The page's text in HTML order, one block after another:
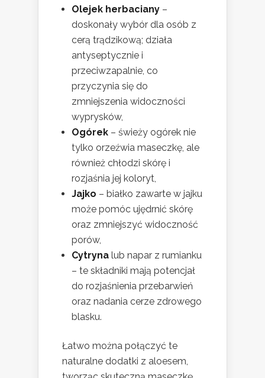
Olejek herbaciany –
doskonały wybór dla osób z
cerą trądzikową; działa
antyseptycznie i
przeciwzapalnie, co
przyczynia się do
zmniejszenia widoczności
wyprysków,
Ogórek – świeży ogórek nie
tylko orzeźwia maseczkę, ale
również chłodzi skórę i
rozjaśnia jej koloryt,
Jajko – białko zawarte w jajku
może pomóc ujędrnić skórę
oraz zmniejszyć widoczność
porów,
Cytryna lub napar z rumianku
– te składniki mają potencjał
do rozjaśnienia przebarwień
oraz nadania cerze zdrowego
blasku.
Łatwo można połączyć te
naturalne dodatki z aloesem,